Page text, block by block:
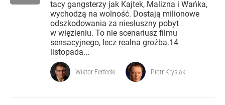
tacy gangsterzy jak Kajtek, Malizna i Wańka,
wychodzą na wolność. Dostają milionowe
odszkodowania za niesłuszny pobyt
w więzieniu. To nie scenariusz filmu
sensacyjnego, lecz realna groźba.14
listopada...
Wiktor Ferfecki Piotr Krysiak